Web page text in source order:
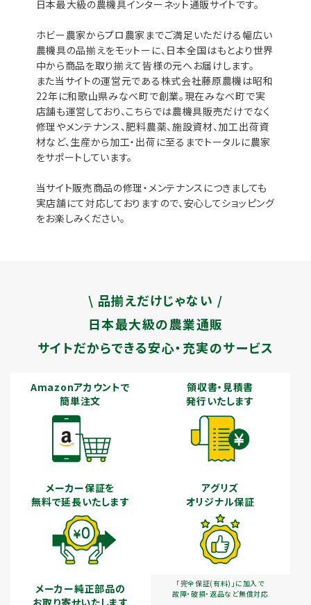
日本最大級の農機具インターネット通販サイトです。
ホビー農家からプロ農家までご満足いただける幅広い
農機具の品揃えをモットーに、日本全国はもとより世界
中から商品を取り揃えて皆様の元へお届けします。
また当サイトの運営元である株式会社藤原農機は昭和
22年に和歌山県みなべ町で創業。現在みなべ町で実
店舗も運営しており、こちらでは農機具販売だけでなく
修理やメンテナンス、肥料農薬、施設資材、加工出荷資
材など、生産から加工・出荷に至るまでトータルに農家
をサポートしています。
当サイト販売商品の修理・メンテナンスにつきましても
実店舗にて対応しておりますので、安心してショッピング
をお楽しみください。
\ 品揃えだけじゃない /
日本最大級の農業通販
サイトだからできる安心・充実のサービス
Amazonアカウントで
簡単注文
領収書・見積書
発行いたします
メーカー保証を
無料で延長いたします
アグリズ
オリジナル保証
「完全保証(有料)」に加入で
故障・破損・返品など無償対応
メーカー純正部品の